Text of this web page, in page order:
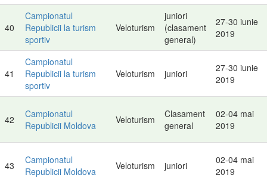
40
Campionatul
Republicii la turism
sportiv
Veloturism
juniori
(clasament
general)
27-30 iunie
2019
41
Campionatul
Republicii la turism
sportiv
Veloturism juniori
27-30 iunie
2019
42
Campionatul
Republicii Moldova
Veloturism
Clasament
general
02-04 mai
2019
43
Campionatul
Republicii Moldova
Veloturism juniori
02-04 mai
2019